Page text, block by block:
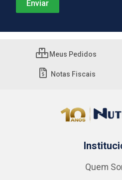
Meus Pedidos
Notas Fiscais
Quem